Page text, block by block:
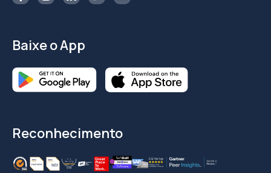
Baixe o App
Reconhecimento